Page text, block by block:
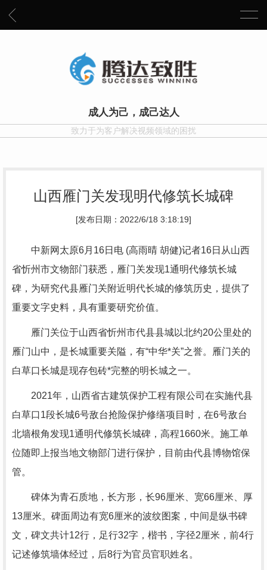
成人为己，成己达人
致力于为客户解决视频领域的困扰
山西雁门关发现明代修筑长城碑
[发布日期：2022/6/18 3:18:19]
中新网太原6月16日电 (高雨晴 胡健)记者16日从山西
省忻州市文物部门获悉，雁门关发现1通明代修筑长城
碑，为研究代县雁门关附近明代长城的修筑历史，提供了
重要文字史料，具有重要研究价值。
雁门关位于山西省忻州市代县县城以北约20公里处的
雁门山中，是长城重要关隘，有“中华*关”之誉。雁门关的
白草口长城是现存包砖*完整的明长城之一。
2021年，山西省古建筑保护工程有限公司在实施代县
白草口1段长城6号敌台抢险保护修缮项目时，在6号敌台
北墙根角发现1通明代修筑长城碑，高程1660米。施工单
位随即上报当地文物部门进行保护，目前由代县博物馆保
管。
碑体为青石质地，长方形，长96厘米、宽66厘米、厚
13厘米。碑面周边有宽6厘米的波纹图案，中间是纵书碑
文，碑文共计12行，足行32字，楷书，字径2厘米，前4行
记述修筑墙体经过，后8行为官员官职姓名。